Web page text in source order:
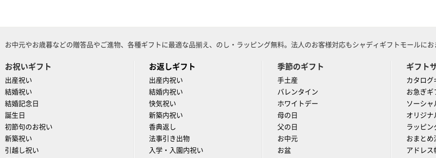
お中元やお歳暮などの贈答品やご進物、各種ギフトに最適な品揃え、のし・ラッピング無料。法人のお客様対応もシャディギフトモールに
お祝いギフト
出産祝い
結婚祝い
結婚記念日
誕生日
初節句のお祝い
新築祝い
引越し祝い
お返しギフト
出産内祝い
結婚内祝い
快気祝い
新築内祝い
香典返し
法事引き出物
入学・入園内祝い
季節のギフト
手土産
バレンタイン
ホワイトデー
母の日
父の日
お中元
お盆
ギフト
カタログ
お急ぎギ
ソーシャ
オリジナ
ラッピン
おまとめ
アドレス